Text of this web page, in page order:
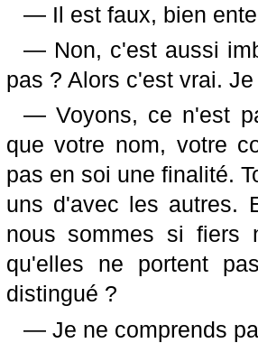
— Il est faux, bien
— Non, c'est aussi
pas ? Alors c'est vrai.
— Voyons, ce n'est
que votre nom, votre
pas en soi une finalité.
uns d'avec les autres.
nous sommes si fiers
qu'elles ne portent
distingué ?
— Je ne comprends